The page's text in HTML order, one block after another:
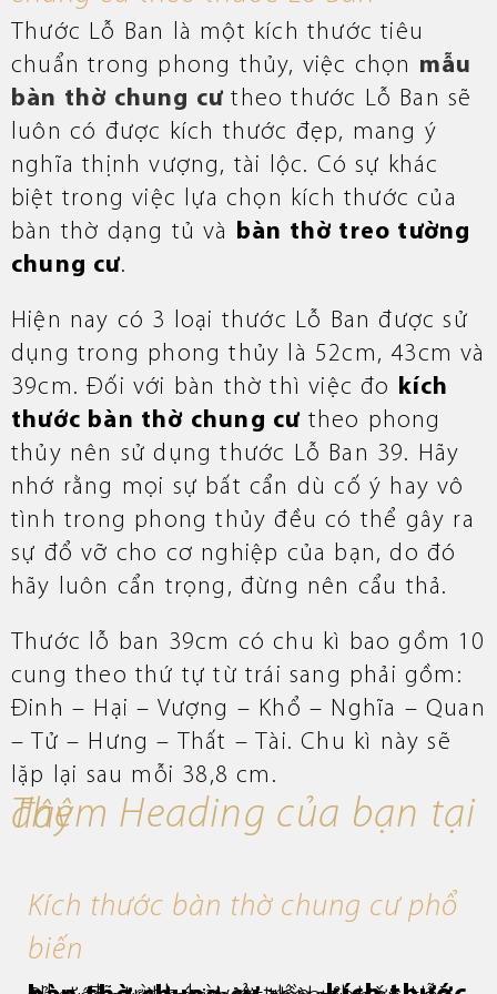
Thước Lỗ Ban là một kích thước tiêu
chuẩn trong phong thủy, việc chọn mẫu
bàn thờ chung cư theo thước Lỗ Ban sẽ
luôn có được kích thước đẹp, mang ý
nghĩa thịnh vượng, tài lộc. Có sự khác
biệt trong việc lựa chọn kích thước của
bàn thờ dạng tủ và bàn thờ treo tường
chung cư.
Hiện nay có 3 loại thước Lỗ Ban được sử
dụng trong phong thủy là 52cm, 43cm và
39cm. Đối với bàn thờ thì việc đo kích
thước bàn thờ chung cưtheo phong
thủy nên sử dụng thước Lỗ Ban 39. Hãy
nhớ rằng mọi sự bất cẩn dù cố ý hay vô
tình trong phong thủy đều có thể gây ra
sự đổ vỡ cho cơ nghiệp của bạn, do đó
hãy luôn cẩn trọng, đừng nên cẩu thả.
Thước lỗ ban 39cm có chu kì bao gồm 10
cung theo thứ tự từ trái sang phải gồm:
Đinh – Hại – Vượng – Khổ – Nghĩa – Quan
– Tử – Hưng – Thất – Tài. Chu kì này sẽ
lặp lại sau mỗi 38,8 cm.
Thêm Heading của bạn tại đây
Kích thước bàn thờ chung cư phổ
biến